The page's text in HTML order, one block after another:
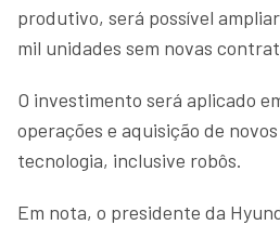
produtivo, será possível
mil unidades sem novas
O investimento será aplicado
operações e aquisição de
tecnologia, inclusive robôs.
Em nota, o presidente da